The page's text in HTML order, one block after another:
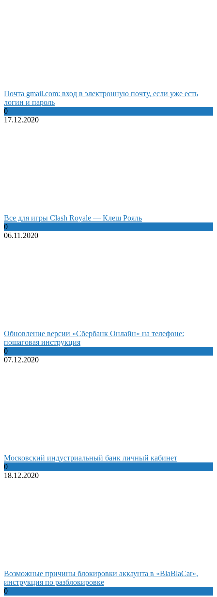
Почта gmail.com: вход в электронную почту, если уже есть
логин и пароль
0
17.12.2020
Все для игры Clash Royale — Клеш Рояль
0
06.11.2020
Обновление версии «Сбербанк Онлайн» на телефоне:
пошаговая инструкция
0
07.12.2020
Московский индустриальный банк личный кабинет
0
18.12.2020
Возможные причины блокировки аккаунта в «BlaBlaCar»,
инструкция по разблокировке
0